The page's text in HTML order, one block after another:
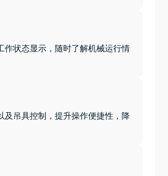
作状态显示，随时了解机械运行情
及吊具控制，提升操作便捷性，降